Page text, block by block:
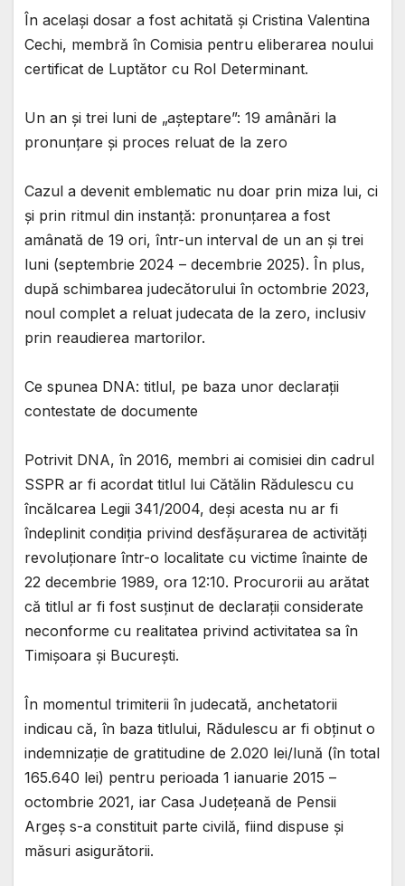
În același dosar a fost achitată și Cristina Valentina
Cechi, membră în Comisia pentru eliberarea noului
certificat de Luptător cu Rol Determinant.
Un an și trei luni de „așteptare”: 19 amânări la
pronunțare și proces reluat de la zero
Cazul a devenit emblematic nu doar prin miza lui, ci
și prin ritmul din instanță: pronunțarea a fost
amânată de 19 ori, într-un interval de un an și trei
luni (septembrie 2024 – decembrie 2025). În plus,
după schimbarea judecătorului în octombrie 2023,
noul complet a reluat judecata de la zero, inclusiv
prin reaudierea martorilor.
Ce spunea DNA: titlul, pe baza unor declarații
contestate de documente
Potrivit DNA, în 2016, membri ai comisiei din cadrul
SSPR ar fi acordat titlul lui Cătălin Rădulescu cu
încălcarea Legii 341/2004, deși acesta nu ar fi
îndeplinit condiția privind desfășurarea de activități
revoluționare într-o localitate cu victime înainte de
22 decembrie 1989, ora 12:10. Procurorii au arătat
că titlul ar fi fost susținut de declarații considerate
neconforme cu realitatea privind activitatea sa în
Timișoara și București.
În momentul trimiterii în judecată, anchetatorii
indicau că, în baza titlului, Rădulescu ar fi obținut o
indemnizație de gratitudine de 2.020 lei/lună (în total
165.640 lei) pentru perioada 1 ianuarie 2015 –
octombrie 2021, iar Casa Județeană de Pensii
Argeș s-a constituit parte civilă, fiind dispuse și
măsuri asigurătorii.